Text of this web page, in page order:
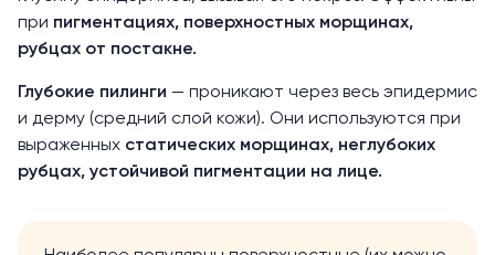
при пигментациях, поверхностных морщинах,
рубцах от постакне.
Глубокие пилинги — проникают через весь эпидермис
и дерму (средний слой кожи). Они используются при
выраженных статических морщинах, неглубоких
рубцах, устойчивой пигментации на лице.